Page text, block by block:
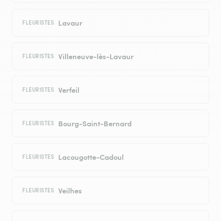
FLEURISTES Lavaur
FLEURISTES Villeneuve-lès-Lavaur
FLEURISTES Verfeil
FLEURISTES Bourg-Saint-Bernard
FLEURISTES Lacougotte-Cadoul
FLEURISTES Veilhes